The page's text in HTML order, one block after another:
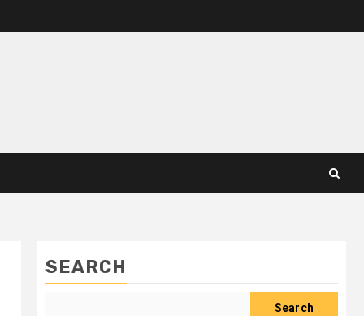
SEARCH
Search